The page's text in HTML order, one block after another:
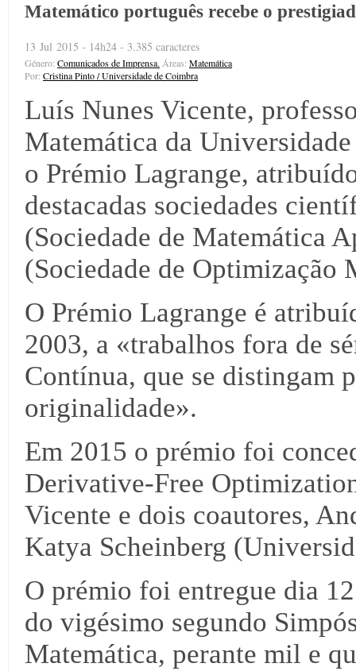
Matemático português recebe o
13 Jul 2015 - 14h24 - 3.385 caracteres
Género: Comunicados de Imprensa. Áreas: Matemática
Por: Cristina Pinto / Universidade de Coimbra
Luís Nunes Vicente,
Matemática da
o Prémio Lagrange,
destacadas sociedades
(Sociedade de Matemática
(Sociedade de Optimização
O Prémio Lagrange é
2003, a «trabalhos fora de
Contínua, que se distingam
originalidade».
Em 2015 o prémio foi
Derivative-Free
Vicente e dois coautores,
Katya Scheinberg
O prémio foi entregue dia
do vigésimo segundo
Matemática, perante mil e